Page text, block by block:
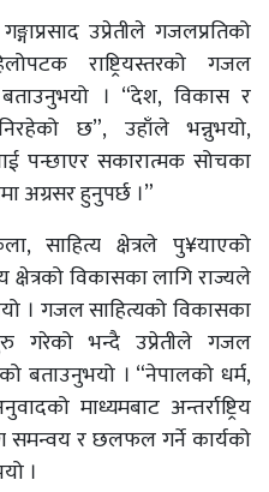
उप्रेतीले गजलप्रतिको
राष्ट्रियस्तरको गजल
। “देश, विकास र
छ”, उहाँले भन्नुभयो,
पन्छाएर सकारात्मक सोचका
अग्रसर हुनुपर्छ ।”
साहित्य क्षेत्रले पु¥याएको
क्षेत्रको विकासका लागि राज्यले
। गजल साहित्यको विकासका
गरेको भन्दै उप्रेतीले गजल
बताउनुभयो । “नेपालको धर्म,
माध्यमबाट अन्तर्राष्ट्रिय
समन्वय र छलफल गर्ने कार्यको
।